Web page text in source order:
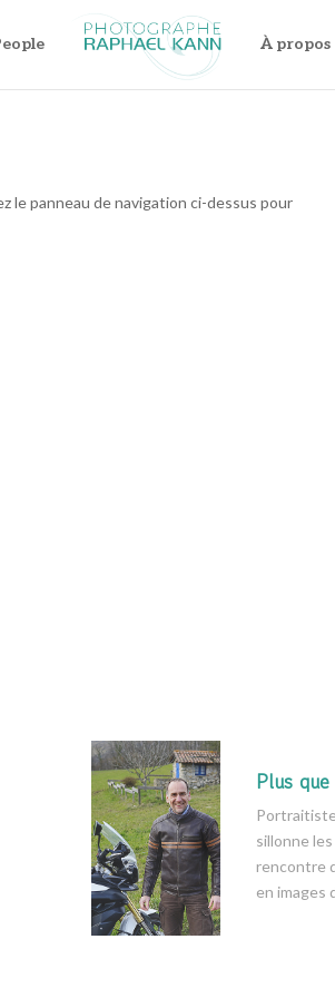
À propos
le panneau de navigation ci-dessus pour
Plus
sillonne
rencontre
en images